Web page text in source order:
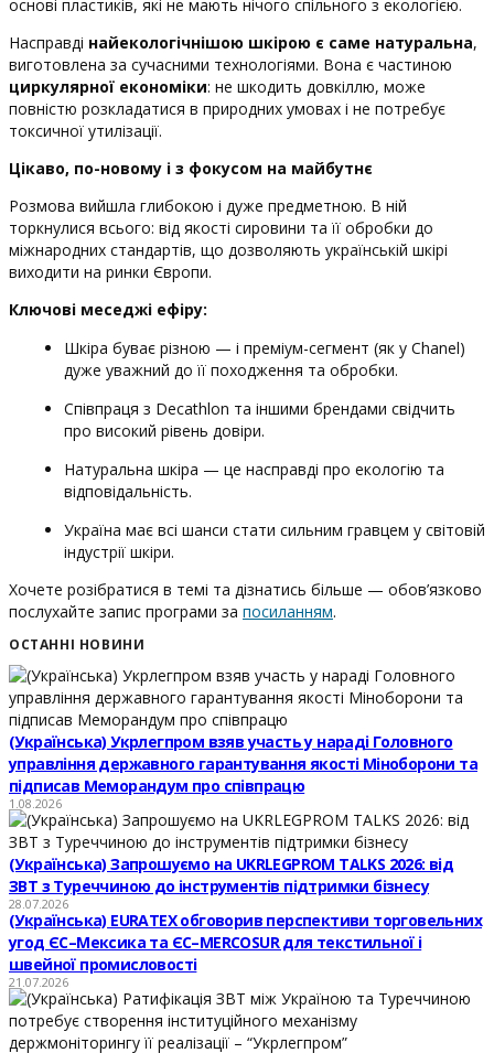
основі пластиків, які не мають нічого спільного з екологією.
Насправді найекологічнішою шкірою є саме натуральна,
виготовлена за сучасними технологіями. Вона є частиною
циркулярної економіки: не шкодить довкіллю, може
повністю розкладатися в природних умовах і не потребує
токсичної утилізації.
Цікаво, по-новому і з фокусом на майбутнє
Розмова вийшла глибокою і дуже предметною. В ній
торкнулися всього: від якості сировини та її обробки до
міжнародних стандартів, що дозволяють українській шкірі
виходити на ринки Європи.
Ключові меседжі ефіру:
Шкіра буває різною — і преміум-сегмент (як у Chanel)
дуже уважний до її походження та обробки.
Співпраця з Decathlon та іншими брендами свідчить
про високий рівень довіри.
Натуральна шкіра — це насправді про екологію та
відповідальність.
Україна має всі шанси стати сильним гравцем у світовій
індустрії шкіри.
Хочете розібратися в темі та дізнатись більше — обов’язково
послухайте запис програми за посиланням.
ОСТАННІ НОВИНИ
(Українська) Укрлегпром взяв участь у нараді Головного
управління державного гарантування якості Міноборони та
підписав Меморандум про співпрацю
1.08.2026
(Українська) Запрошуємо на UKRLEGPROM TALKS 2026: від
ЗВТ з Туреччиною до інструментів підтримки бізнесу
28.07.2026
(Українська) EURATEX обговорив перспективи торговельних
угод ЄС–Мексика та ЄС–MERCOSUR для текстильної і
швейної промисловості
21.07.2026